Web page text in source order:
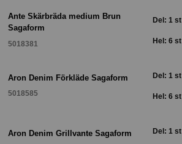
Ante Skärbräda medium Brun
Sagaform
5018381
Del: 1 st
Hel: 6 st
Aron Denim Förkläde Sagaform
5018585
Del: 1 st
Hel: 6 st
Aron Denim Grillvante Sagaform Del: 1 st